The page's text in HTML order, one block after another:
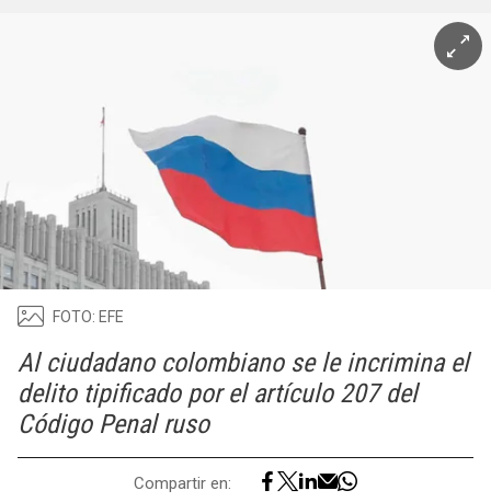
FOTO: EFE
Al ciudadano colombiano se le incrimina el
delito tipificado por el artículo 207 del
Código Penal ruso
Compartir en: